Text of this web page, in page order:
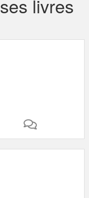
livres